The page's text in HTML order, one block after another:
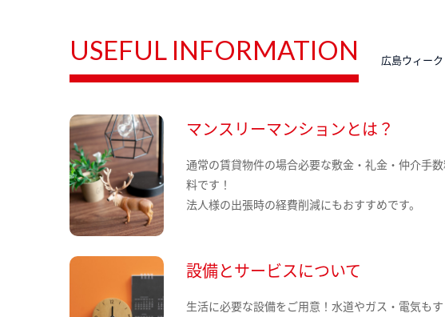
USEFUL INFORMATION 広島ウィー
マンスリーマンションとは？
通常の賃貸物件の場合必要な敷金・礼金・仲介手
料です！
法人様の出張時の経費削減にもおすすめです。
設備とサービスについて
生活に必要な設備をご用意！水道やガス・電気も